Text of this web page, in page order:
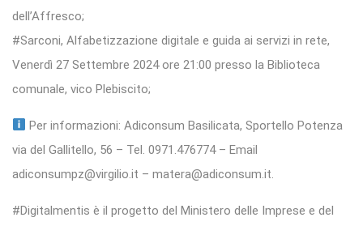
dell’Affresco;
#Sarconi, Alfabetizzazione digitale e guida ai servizi in rete,
Venerdì 27 Settembre 2024 ore 21:00 presso la Biblioteca
comunale, vico Plebiscito;
Per informazioni: Adiconsum Basilicata, Sportello Potenza
via del Gallitello, 56 – Tel. 0971.476774 – Email
adiconsumpz@virgilio.it – matera@adiconsum.it.
#Digitalmentis è il progetto del Ministero delle Imprese e del